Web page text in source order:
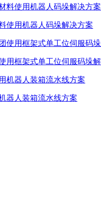
使用机器人码垛解决方案
用框架式单工位伺服码垛
器人装箱流水线方案